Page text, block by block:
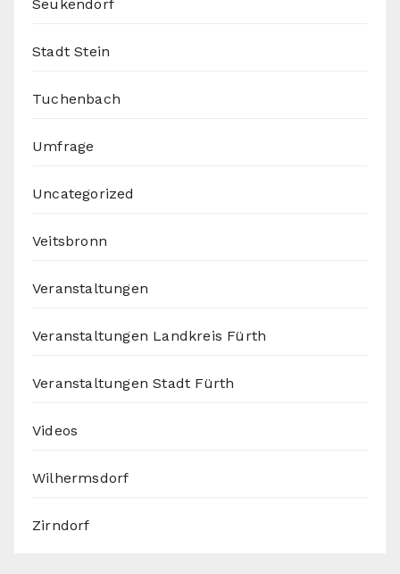
Seukendorf
Stadt Stein
Tuchenbach
Umfrage
Uncategorized
Veitsbronn
Veranstaltungen
Veranstaltungen Landkreis Fürth
Veranstaltungen Stadt Fürth
Videos
Wilhermsdorf
Zirndorf